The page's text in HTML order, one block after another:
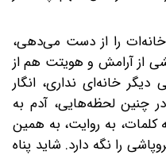
را از دست می‌دهی،
از آرامش و هویتت هم از
خانه‌ای نداری، انگار
چنین لحظه‌هایی، آدم به
به روایت، به همین
را نگه دارد. شاید پناه